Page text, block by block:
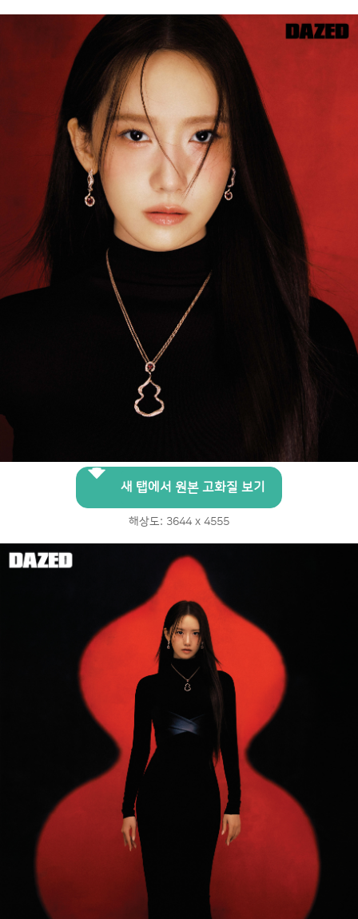
새 탭에서 원본 고화질 보기
해상도: 3644 x 4555